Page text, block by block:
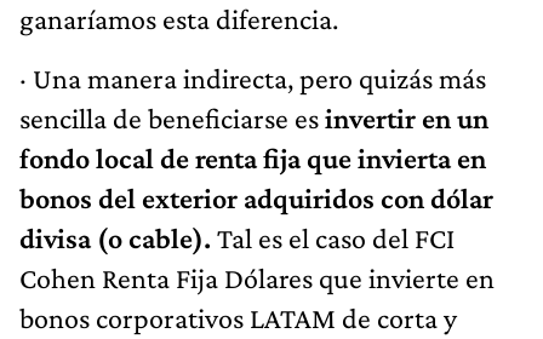
ganaríamos esta diferencia.
· Una manera indirecta, pero quizás más
sencilla de beneficiarse esinvertir en un
fondo local de renta fija que invierta en
bonos del exterior adquiridos con dólar
divisa (o cable). Tal es el caso del FCI
Cohen Renta Fija Dólares que invierte en
bonos corporativos LATAM de corta y